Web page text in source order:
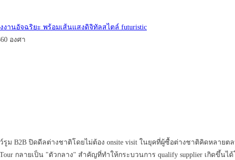
องศา
ชว์รูม B2B ปิดดีลต่างชาติโดยไม่ต้อง onsite visit ในยุคที่ผู้ซื้อต่างชาติคิดหลา
กลายเป็น "ตัวกลาง" สำคัญที่ทำให้กระบวนการ qualify supplier เกิดขึ้นไ